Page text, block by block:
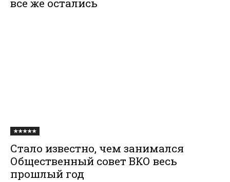
все же остались
★★★★★
Стало известно, чем занимался
Общественный совет ВКО весь
прошлый год